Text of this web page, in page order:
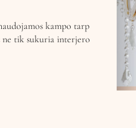
kampo tarp
ne tik sukuria interjero